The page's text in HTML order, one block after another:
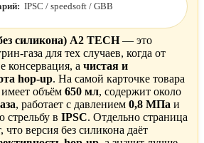
IPSC / speedsoft / GBB
силикона) A2 TECH— это
газа для тех случаев, когда от
консервация, а чистая и
hop-up. На самой карточке товара
объём 650 мл, содержит около
, работает с давлением 0,8 МПа и
стрельбу в IPSC. Отдельно страница
версия без силикона даёт